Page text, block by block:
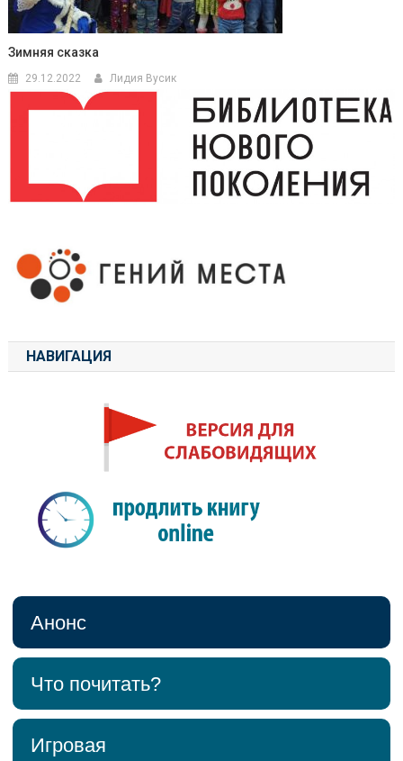
Зимняя сказка
29.12.2022 Лидия Вусик
НАВИГАЦИЯ
Анонс
Что почитать?
Игровая